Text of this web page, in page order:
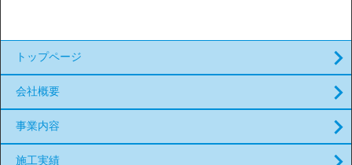
トップページ
会社概要
事業内容
施工実績